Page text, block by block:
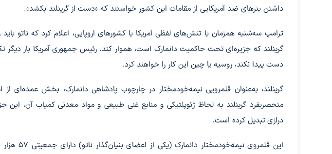
داشتن بنرهای ضد آمریکایی از مقامات این کشور خواستند که «دست از گرینلند بکشد».
ترامپ سه‌شنبه همزمان با تنش‌های لفظی آمریکا با کشورهای اروپایی، اعلام کرد که ناتو
گرینلند که جزیره‌ای تحت حاکمیت دانمارک است، هموار کند. رئیس جمهوری آمریکا بار دیگر
دست پیدا نکند، روسیه یا چین این کار را خواهند کرد.
گرینلند، به‌عنوان قلمرویی نیمه‌خودمختار در چارچوب پادشاهی دانمارک، بخش عمده‌ای
منحصربفرد گرینلند به لحاظ ژئوپلتیکی و منابع غنی طبیعی و مواد معدنی کمیاب آن، این
درازی تبدیل کرده است.